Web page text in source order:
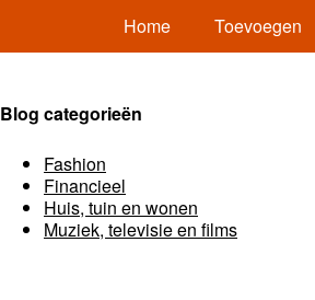
Home Toevoegen
Blog categorieën
Fashion
Financieel
Huis, tuin en wonen
Muziek, televisie en films